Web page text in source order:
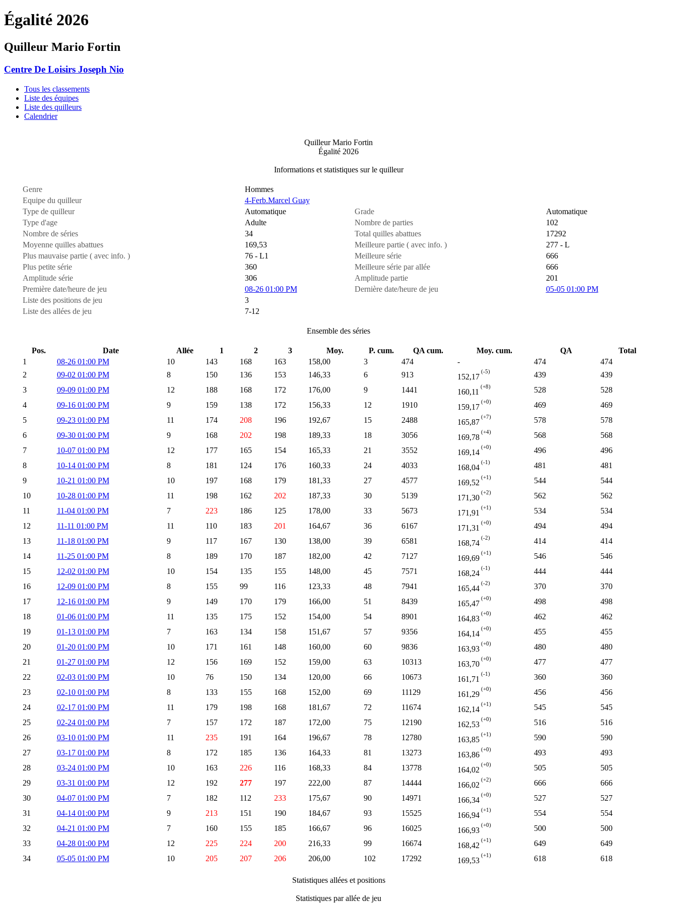
Égalité 2026
Quilleur Mario Fortin
Centre De Loisirs Joseph Nio
Tous les classements
Liste des équipes
Liste des quilleurs
Calendrier
Quilleur Mario Fortin
Égalité 2026
Informations et statistiques sur le quilleur
Genre
Hommes
Equipe du quilleur
4-Ferb.Marcel Guay
Type de quilleur
Automatique Grade
Automatique
Type d'age
Adulte Nombre de parties
102
Nombre de séries
34 Total quilles abattues
17292
Moyenne quilles abattues
169,53 Meilleure partie ( avec info. )
277 - L
Plus mauvaise partie ( avec info. )
76 - L1 Meilleure série
666
Plus petite série
360 Meilleure série par allée
666
Amplitude série
306 Amplitude partie
201
Première date/heure de jeu
08-26 01:00 PM Dernière date/heure de jeu
05-05 01:00 PM
Liste des positions de jeu
3
Liste des allées de jeu
7-12
Ensemble des séries
Pos. Date Allée 1 2 3 Moy. P. cum. QA cum. Moy. cum. QA
Total
1
08-26 01:00 PM 10 143 168 163 158,00 3 474 - 474
474
2
09-02 01:00 PM 8 150 136 153 146,33 6 913 152,17
(-5) 439
439
3
09-09 01:00 PM 12 188 168 172 176,00 9 1441 160,11
(+8) 528
528
4
09-16 01:00 PM 9 159 138 172 156,33 12 1910 159,17
(+0) 469
469
5
09-23 01:00 PM 11 174 208 196 192,67 15 2488 165,87
(+7) 578
578
6
09-30 01:00 PM 9 168 202 198 189,33 18 3056 169,78
(+4) 568
568
7
10-07 01:00 PM 12 177 165 154 165,33 21 3552 169,14
(+0) 496
496
8
10-14 01:00 PM 8 181 124 176 160,33 24 4033 168,04
(-1) 481
481
9
10-21 01:00 PM 10 197 168 179 181,33 27 4577 169,52
(+1) 544
544
10
10-28 01:00 PM 11 198 162 202 187,33 30 5139 171,30
(+2) 562
562
11
11-04 01:00 PM 7 223 186 125 178,00 33 5673 171,91
(+1) 534
534
12
11-11 01:00 PM 11 110 183 201 164,67 36 6167 171,31
(+0) 494
494
13
11-18 01:00 PM 9 117 167 130 138,00 39 6581 168,74
(-2) 414
414
14
11-25 01:00 PM 8 189 170 187 182,00 42 7127 169,69
(+1) 546
546
15
12-02 01:00 PM 10 154 135 155 148,00 45 7571 168,24
(-1) 444
444
16
12-09 01:00 PM 8 155 99 116 123,33 48 7941 165,44
(-2) 370
370
17
12-16 01:00 PM 9 149 170 179 166,00 51 8439 165,47
(+0) 498
498
18
01-06 01:00 PM 11 135 175 152 154,00 54 8901 164,83
(+0) 462
462
19
01-13 01:00 PM 7 163 134 158 151,67 57 9356 164,14
(+0) 455
455
20
01-20 01:00 PM 10 171 161 148 160,00 60 9836 163,93
(+0) 480
480
21
01-27 01:00 PM 12 156 169 152 159,00 63 10313 163,70
(+0) 477
477
22
02-03 01:00 PM 10 76 150 134 120,00 66 10673 161,71
(-1) 360
360
23
02-10 01:00 PM 8 133 155 168 152,00 69 11129 161,29
(+0) 456
456
24
02-17 01:00 PM 11 179 198 168 181,67 72 11674 162,14
(+1) 545
545
25
02-24 01:00 PM 7 157 172 187 172,00 75 12190 162,53
(+0) 516
516
26
03-10 01:00 PM 11 235 191 164 196,67 78 12780 163,85
(+1) 590
590
27
03-17 01:00 PM 8 172 185 136 164,33 81 13273 163,86
(+0) 493
493
28
03-24 01:00 PM 10 163 226 116 168,33 84 13778 164,02
(+0) 505
505
29
03-31 01:00 PM 12 192 277 197 222,00 87 14444 166,02
(+2) 666
666
30
04-07 01:00 PM 7 182 112 233 175,67 90 14971 166,34
(+0) 527
527
31
04-14 01:00 PM 9 213 151 190 184,67 93 15525 166,94
(+1) 554
554
32
04-21 01:00 PM 7 160 155 185 166,67 96 16025 166,93
(+0) 500
500
33
04-28 01:00 PM 12 225 224 200 216,33 99 16674 168,42
(+1) 649
649
34
05-05 01:00 PM 10 205 207 206 206,00 102 17292 169,53
(+1) 618 618
Statistiques allées et positions
Statistiques par allée de jeu